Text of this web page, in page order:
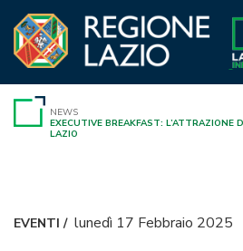
contenuto
NEWS
EXECUTIVE BREAKFAST: L’ATTRAZIONE
LAZIO
EVENTI / lunedì 17 Febbraio 2025